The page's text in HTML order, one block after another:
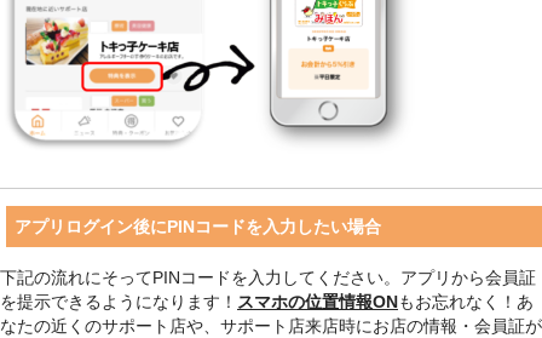
アプリログイン後にPINコードを入力したい場合
下記の流れにそってPINコードを入力してください。アプリから会員証
を提示できるようになります！ スマホの位置情報ONもお忘れなく！あ
なたの近くのサポート店や、サポート店来店時にお店の情報・会員証が